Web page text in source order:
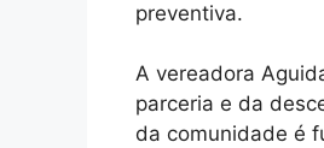
preventiva.
A vereadora
parceria e da
da comunidade é